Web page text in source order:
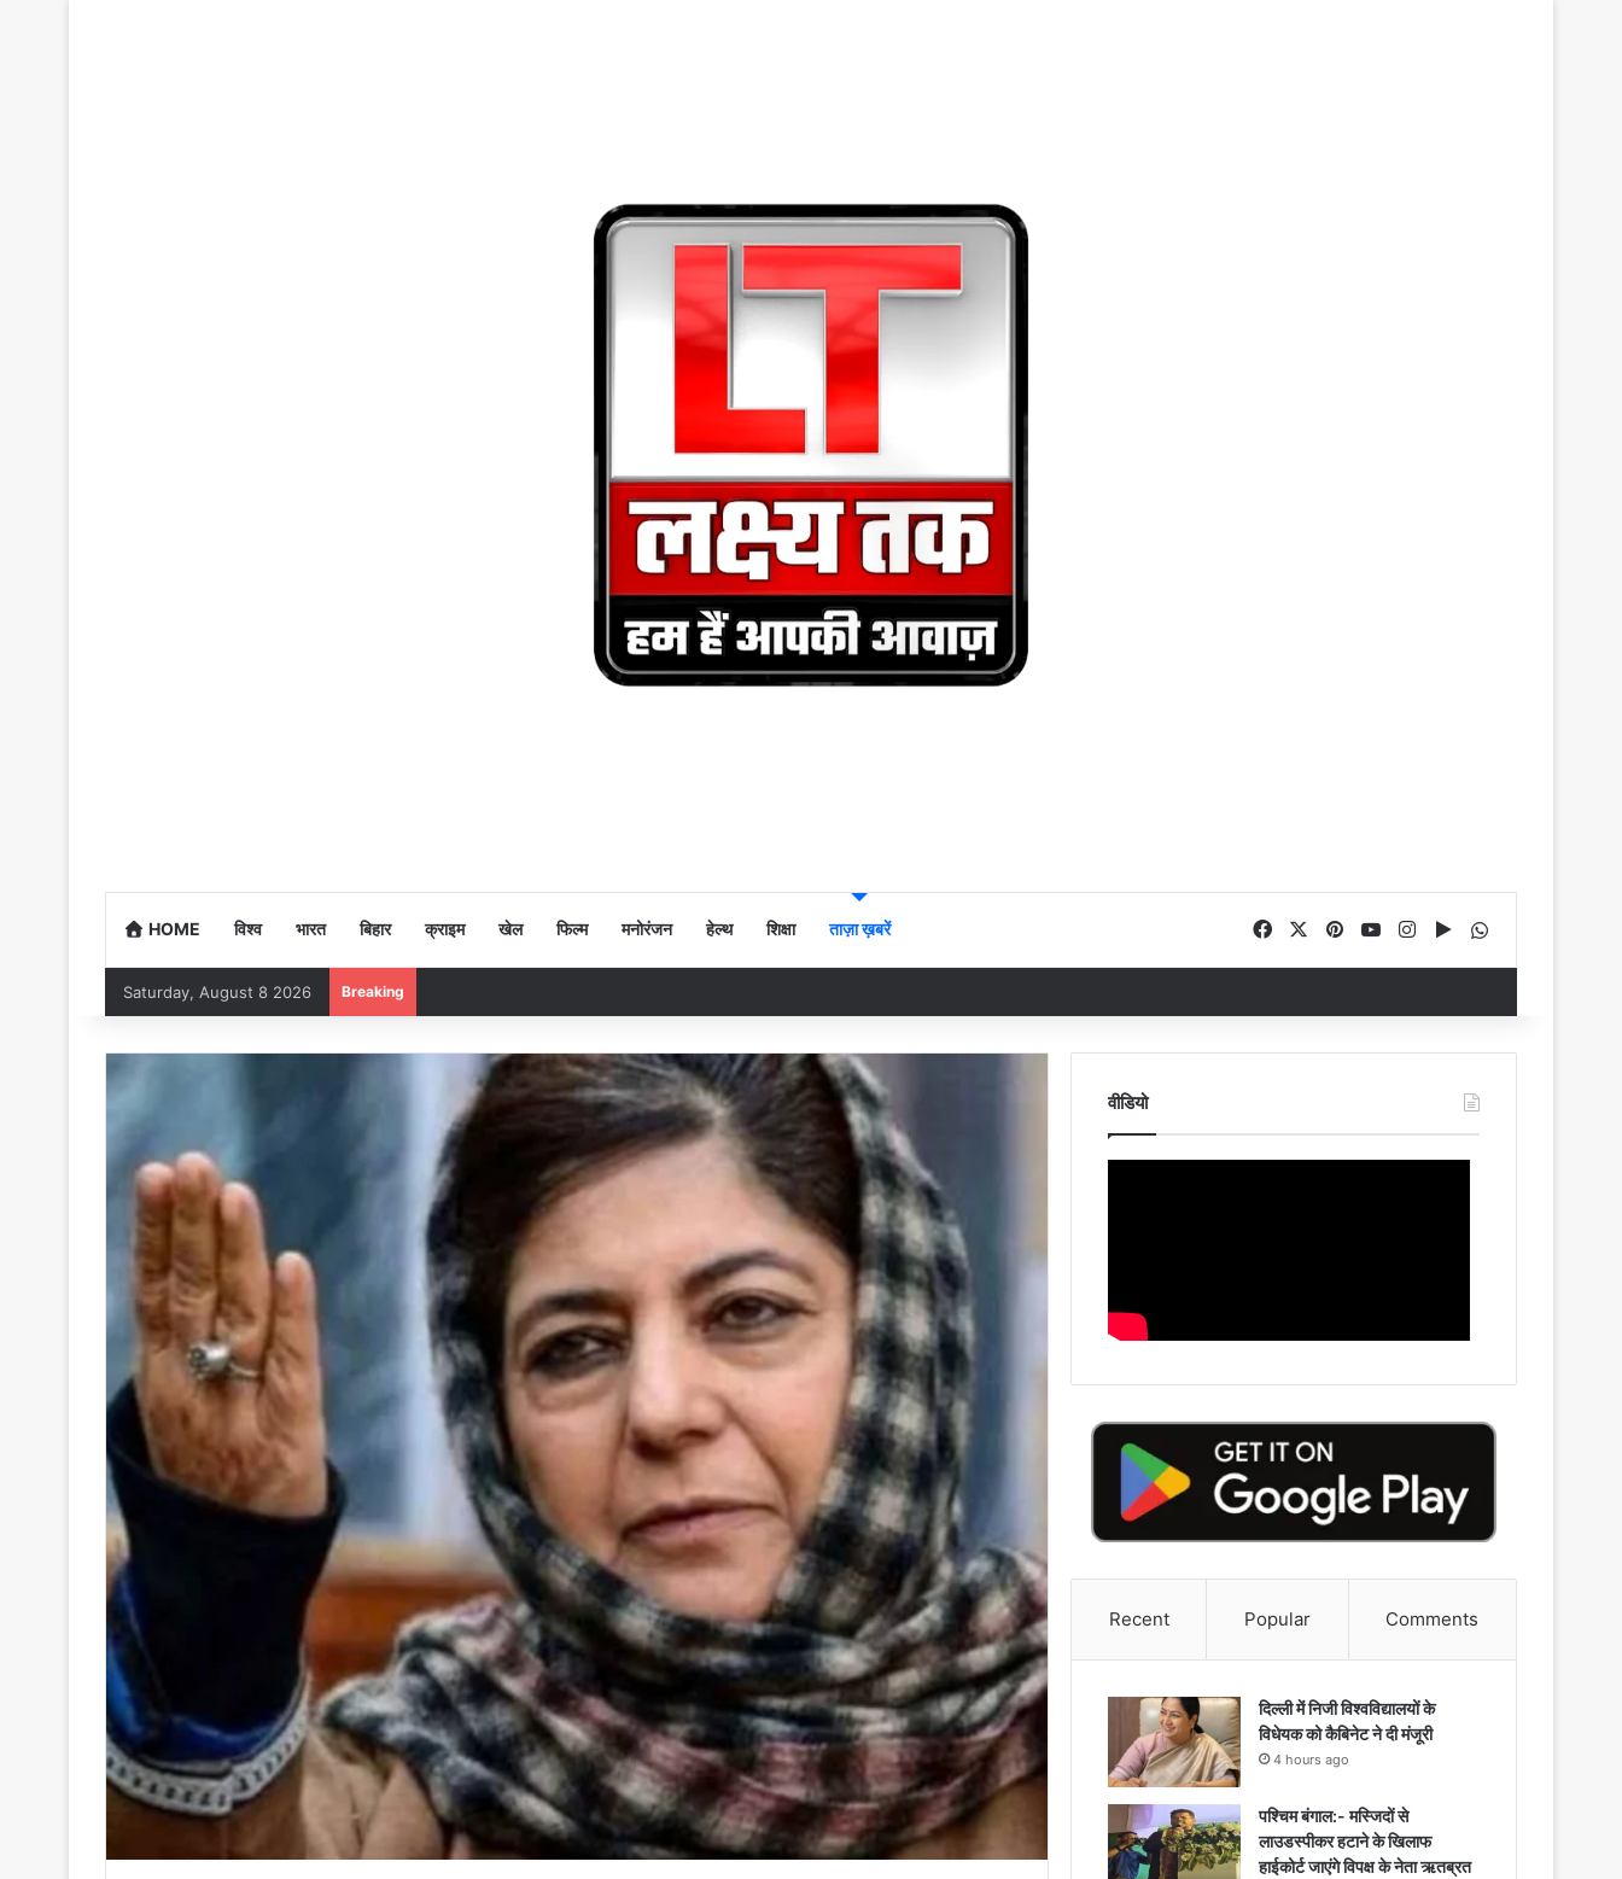
HOME विश्व भारत बिहार क्राइम खेल फिल्म मनोरंजन हेल्थ शिक्षा ताज़ा ख़बरें FacebookPinterestYouTubeInstagram
Google Play
Saturday, August 8 2026 Breaking
वीडियो
Recent Popular Comments
दिल्ली में निजी विश्वविद्यालयों के
विधेयक को कैबिनेट ने दी मंजूरी
4 hours ago
पश्चिम बंगाल:- मस्जिदों से
लाउडस्पीकर हटाने के खिलाफ
हाईकोर्ट जाएंगे विपक्ष के नेता ऋतब्रत